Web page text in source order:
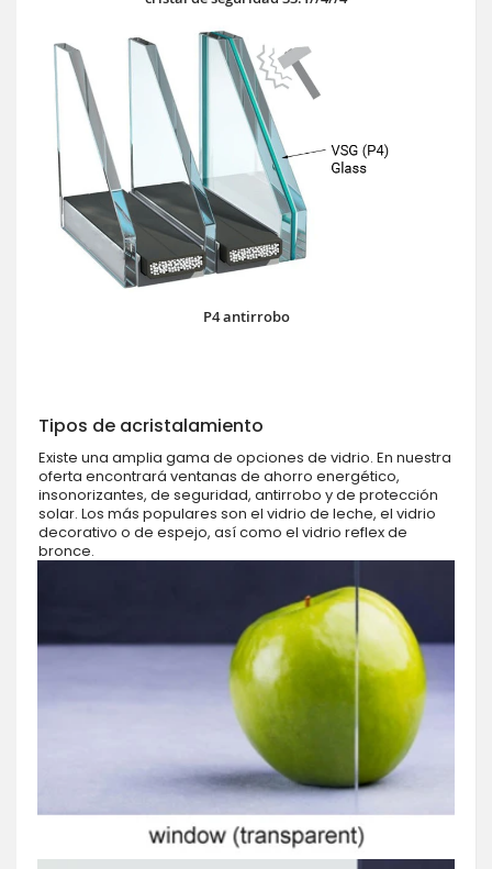
P4 antirrobo
Tipos de acristalamiento
Existe una amplia gama de opciones de vidrio. En nuestra
oferta encontrará ventanas de ahorro energético,
insonorizantes, de seguridad, antirrobo y de protección
solar. Los más populares son el vidrio de leche, el vidrio
decorativo o de espejo, así como el vidrio reflex de
bronce.